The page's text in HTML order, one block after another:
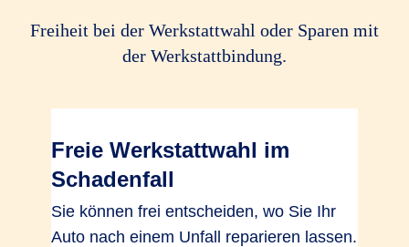
Verzicht auf Selbstbeteiligung bei
Glasreparatur
Freiheit bei der Werkstattwahl oder Sparen mit
der Werkstattbindung.
Freie Werkstattwahl im
Schadenfall
Sie können frei entscheiden, wo Sie Ihr
Auto nach einem Unfall reparieren lassen.